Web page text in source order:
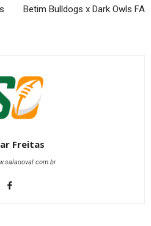
Betim Bulldogs x Dark Owls FA
Freitas